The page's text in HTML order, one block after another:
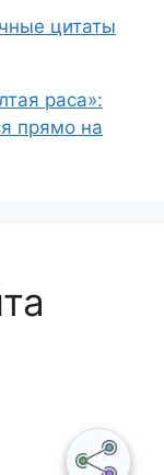
цитаты
раса»:
прямо на